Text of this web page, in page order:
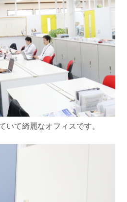
いて綺麗なオフィスです。